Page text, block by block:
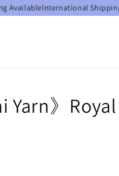
International Shipping
Yarn》